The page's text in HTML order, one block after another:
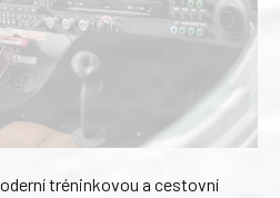
tréninkovou a cestovní